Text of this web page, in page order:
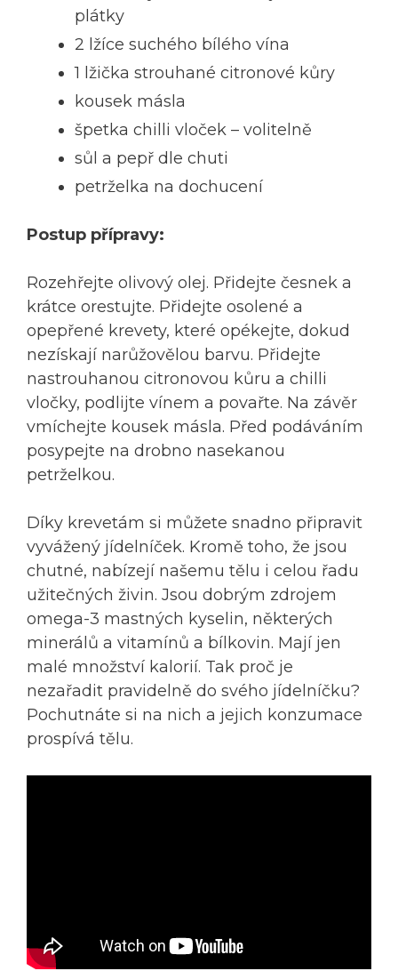
plátky
2 lžíce suchého bílého vína
1 lžička strouhané citronové kůry
kousek másla
špetka chilli vloček – volitelně
sůl a pepř dle chuti
petrželka na dochucení
Postup přípravy:
Rozehřejte olivový olej. Přidejte česnek a
krátce orestujte. Přidejte osolené a
opepřené krevety, které opékejte, dokud
nezískají narůžovělou barvu. Přidejte
nastrouhanou citronovou kůru a chilli
vločky, podlijte vínem a povařte. Na závěr
vmíchejte kousek másla. Před podáváním
posypejte na drobno nasekanou
petrželkou.
Díky krevetám si můžete snadno připravit
vyvážený jídelníček. Kromě toho, že jsou
chutné, nabízejí našemu tělu i celou řadu
užitečných živin. Jsou dobrým zdrojem
omega-3 mastných kyselin, některých
minerálů a vitamínů a bílkovin. Mají jen
malé množství kalorií. Tak proč je
nezařadit pravidelně do svého jídelníčku?
Pochutnáte si na nich a jejich konzumace
prospívá tělu.